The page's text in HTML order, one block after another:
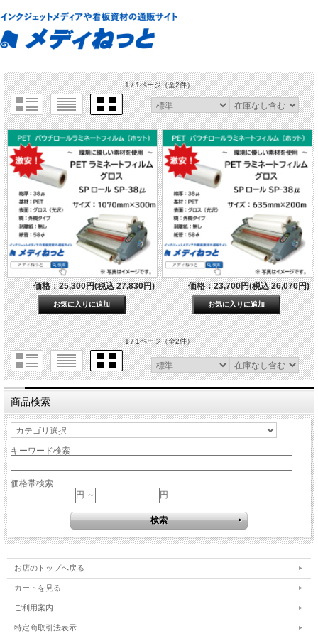
1 / 1ページ（全2件）
価格：25,300円(税込 27,830円) 価格：23,700円(税込 26,070円)
1 / 1ページ（全2件）
商品検索
キーワード検索
価格帯検索
円 ～
円
お店のトップへ戻る
カートを見る
ご利用案内
特定商取引法表示